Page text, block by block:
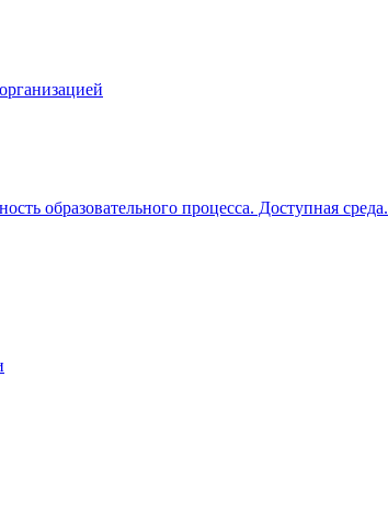
образовательного процесса. Доступная среда.